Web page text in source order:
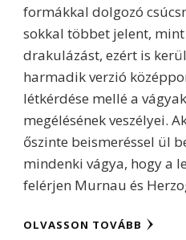
formákkal dolgozó
sokkal többet jelent,
drakulázást, ezért is
harmadik verzió
létkérdése mellé a
megélésének veszélyei.
őszinte beismeréssel ül
mindenki vágya, hogy a
felérjen Murnau és
OLVASSON TOVÁBB